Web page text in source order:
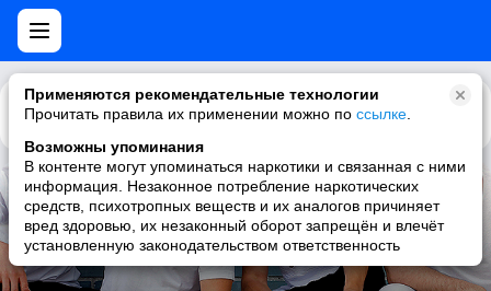
Применяются рекомендательные технологии
Прочитать правила их применении можно по ссылке
Возможны упоминания
В контенте могут упоминаться наркотики и связанная с ними
информация. Незаконное потребление наркотических
средств, психотропных веществ и их аналогов причиняет
вред здоровью, их незаконный оборот запрещён и влечёт
установленную законодательством ответственность
Каталог Рекомендации
7 Years (Gabriella Quevedo)
Lukas Graham